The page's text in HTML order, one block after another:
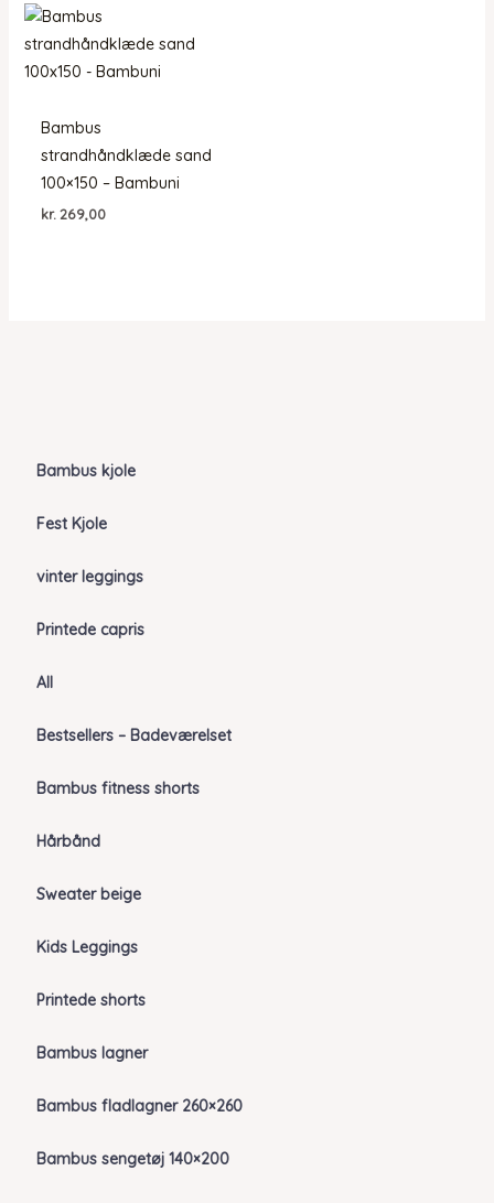
Bambus kjole
Fest Kjole
vinter leggings
Printede capris
All
Bestsellers – Badeværelset
Bambus fitness shorts
Hårbånd
Sweater beige
Kids Leggings
Printede shorts
Bambus lagner
Bambus fladlagner 260×260
Bambus sengetøj 140×200
Bambus
strandhåndklæde sand
100×150 – Bambuni
kr. 269,00